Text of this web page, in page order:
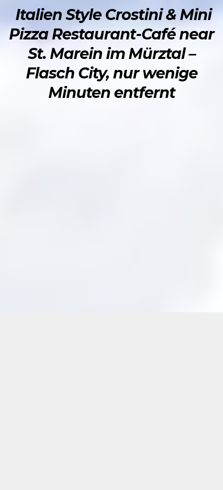
Italien Style Crostini & Mini
Pizza Restaurant-Café near
St. Marein im Mürztal –
Flasch City, nur wenige
Minuten entfernt